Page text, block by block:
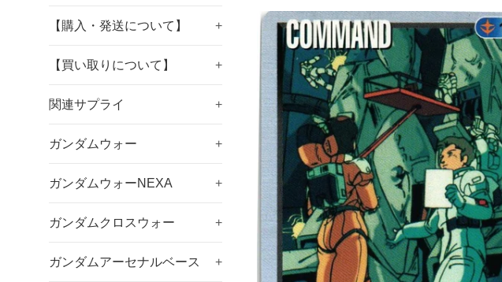
【購入・発送について】 +
【買い取りについて】 +
関連サプライ +
ガンダムウォー +
ガンダムウォーNEXA +
ガンダムクロスウォー +
ガンダムアーセナルベース +